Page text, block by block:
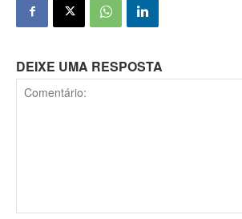
DEIXE UMA RESPOSTA